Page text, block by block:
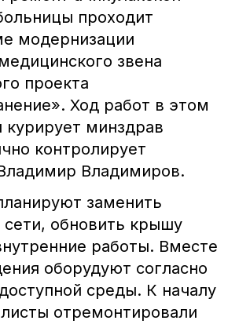
проходит
модернизации
звена
проекта
Ход работ в этом
курирует минздрав
контролирует
Владимиров.
заменить
обновить крышу
работы. Вместе
оборудуют согласно
среды. К началу
отремонтировали